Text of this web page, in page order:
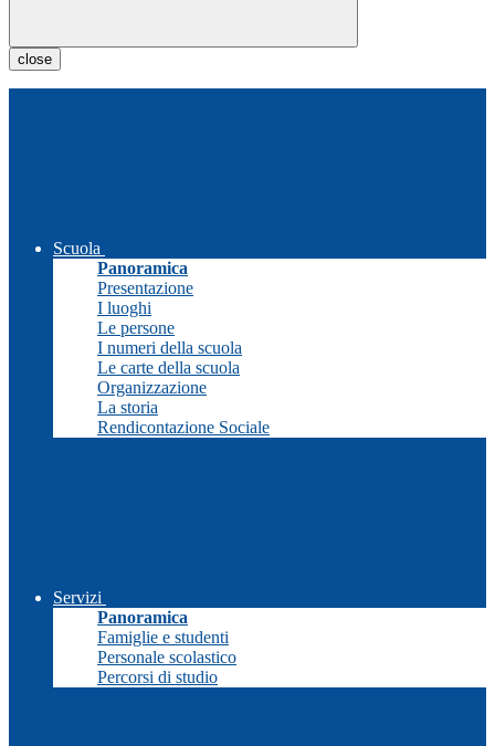
close
Scuola
Panoramica
Presentazione
I luoghi
Le persone
I numeri della scuola
Le carte della scuola
Organizzazione
La storia
Rendicontazione Sociale
Servizi
Panoramica
Famiglie e studenti
Personale scolastico
Percorsi di studio